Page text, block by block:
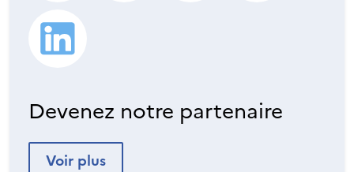
Devenez notre partenaire
Voir plus